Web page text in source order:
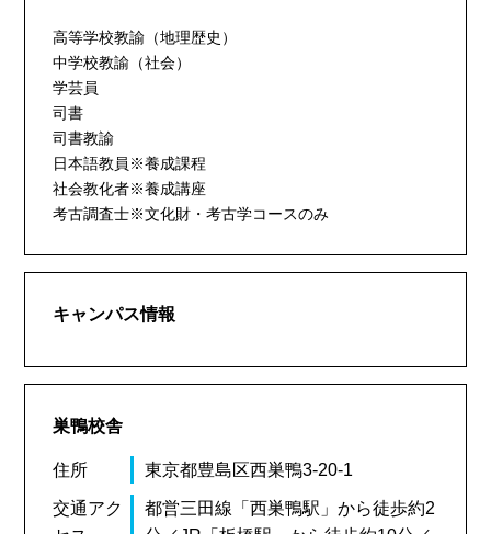
高等学校教諭（地理歴史）
中学校教諭（社会）
学芸員
司書
司書教諭
日本語教員※養成課程
社会教化者※養成講座
考古調査士※文化財・考古学コースのみ
キャンパス情報
巣鴨校舎
住所 東京都豊島区西巣鴨3-20-1
交通アク
都営三田線「西巣鴨駅」から徒歩約2